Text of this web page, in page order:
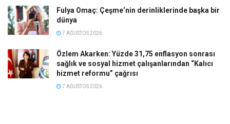
Fulya Omaç: Çeşme’nin derinliklerinde başka bir
dünya
7 AĞUSTOS 2026
Özlem Akarken: Yüzde 31,75 enflasyon sonrası
sağlık ve sosyal hizmet çalışanlarından “Kalıcı
hizmet reformu” çağrısı
7 AĞUSTOS 2026